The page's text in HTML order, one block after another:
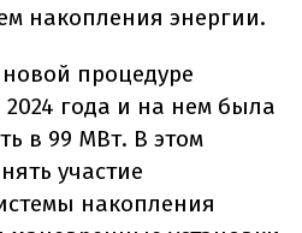
накопления энергии.
процедуре
2024 года и на нем была
в 99 МВт. В этом
участие
накопления